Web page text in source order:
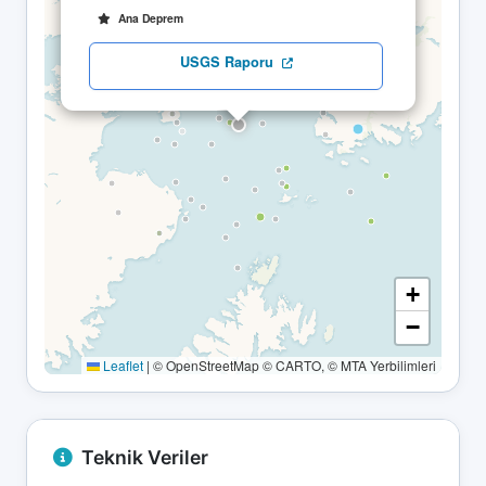
Ana Deprem
USGS Raporu
+
−
Leaflet | © OpenStreetMap © CARTO, © MTA Yerbilimleri
Teknik Veriler